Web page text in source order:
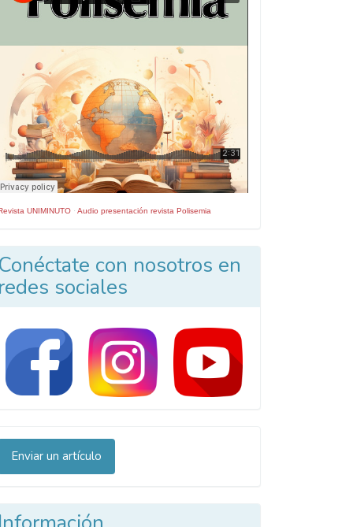
UNIMINUTO · Audio presentación revista Polisemia
con nosotros en
sociales
Enviar un artículo